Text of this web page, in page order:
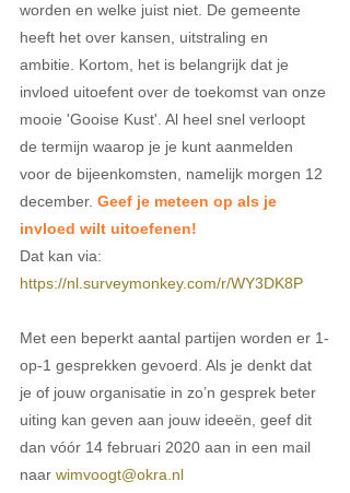
worden en welke juist niet. De gemeente
heeft het over kansen, uitstraling en
ambitie. Kortom, het is belangrijk dat je
invloed uitoefent over de toekomst van onze
mooie 'Gooise Kust'. Al heel snel verloopt
de termijn waarop je je kunt aanmelden
voor de bijeenkomsten, namelijk morgen 12
december. Geef je meteen op als je
invloed wilt uitoefenen!
Dat kan via:
https://nl.surveymonkey.com/r/WY3DK8P
Met een beperkt aantal partijen worden er 1-
op-1 gesprekken gevoerd. Als je denkt dat
je of jouw organisatie in zo’n gesprek beter
uiting kan geven aan jouw ideeën, geef dit
dan vóór 14 februari 2020 aan in een mail
naar wimvoogt@okra.nl